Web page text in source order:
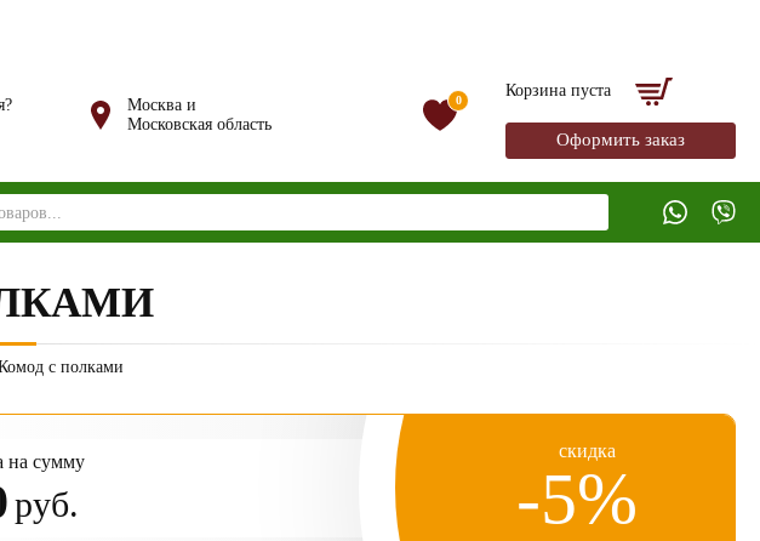
Москва и
Московская область
0
Корзина пуста
Оформить заказ
с полками
на сумму
руб.
скидка
-5%